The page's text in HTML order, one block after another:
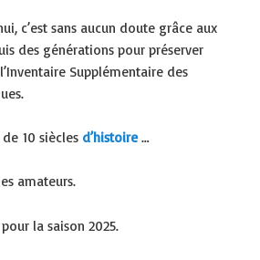
c’est sans aucun doute grâce aux
des générations pour préserver
Supplémentaire des
10 siècles d’histoire…
amateurs.
la saison 2025.